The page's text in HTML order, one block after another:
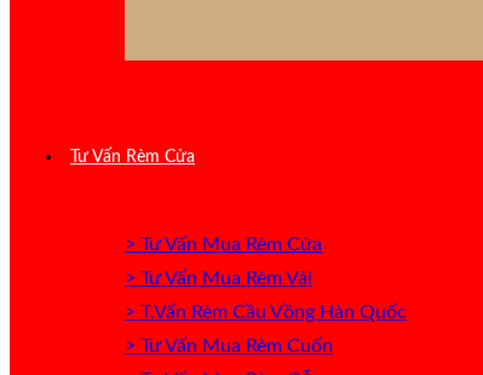
Tư Vấn Rèm Cửa
> Tư Vấn Mua Rèm Cửa
> Tư Vấn Mua Rèm Vải
> T.Vấn Rèm Cầu Vồng Hàn Quốc
> Tư Vấn Mua Rèm Cuốn